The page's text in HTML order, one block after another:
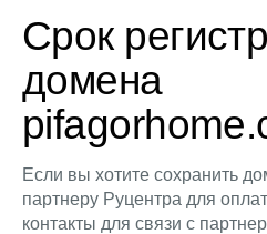
Срок
домена
Если вы хотите сохранить
партнеру Руцентра для
контакты для связи с